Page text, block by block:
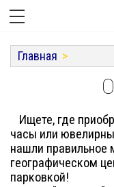
Главная
Ищете, где
часы или
нашли правильное
географическом
парковкой!